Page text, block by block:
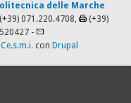
delle Marche
071.220.4708,
(+39)
-
Ce.s.m.i.con Drupal